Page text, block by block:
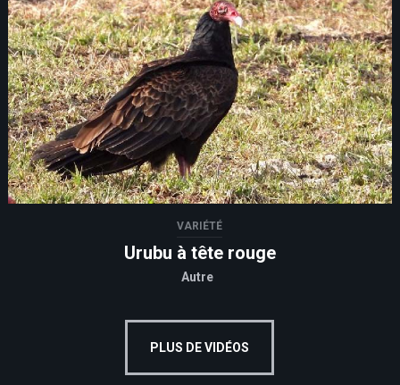
VARIÉTÉ
Urubu à tête rouge
Autre
PLUS DE VIDÉOS